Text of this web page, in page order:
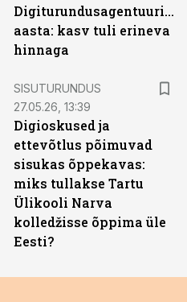
Digiturundusagentuuride
aasta: kasv tuli erineva
hinnaga
SISUTURUNDUS
27.05.26, 13:39
Digioskused ja
ettevõtlus põimuvad
sisukas õppekavas:
miks tullakse Tartu
Ülikooli Narva
kolledžisse õppima üle
Eesti?